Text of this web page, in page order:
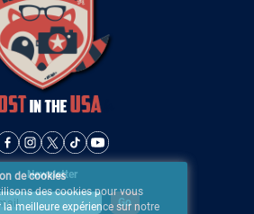
Newsletter
de cookies
des cookies pour vous
meilleure expérience sur notre